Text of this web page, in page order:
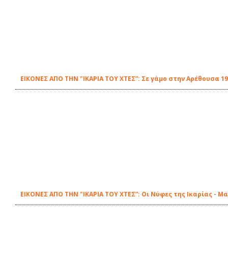
ΕΙΚΟΝΕΣ ΑΠΟ ΤΗΝ "ΙΚΑΡΙΑ ΤΟΥ ΧΤΕΣ”: Σε γάμο στην Αρέθουσα
ΕΙΚΟΝΕΣ ΑΠΟ ΤΗΝ "ΙΚΑΡΙΑ ΤΟΥ ΧΤΕΣ”: Οι Νύφες της Ικαρίας